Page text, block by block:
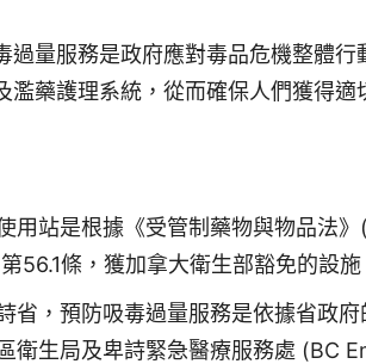
過量服務是政府應對毒品危機整體
濫藥護理系統，從而確保人們獲得適
用站是根據《受管制藥物與物品法
56.1條，獲加拿大衛生部豁免的設施
省，預防吸毒過量服務是依據省政
衛生局及卑詩緊急醫療服務處 (BC